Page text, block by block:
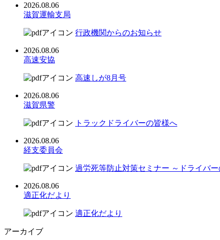
2026.08.06
滋賀運輸支局
行政機関からのお知らせ
2026.08.06
高速安協
高速しが8月号
2026.08.06
滋賀県警
トラックドライバーの皆様へ
2026.08.06
経支委員会
過労死等防止対策セミナー ～ドライバ
2026.08.06
適正化だより
適正化だより
アーカイブ